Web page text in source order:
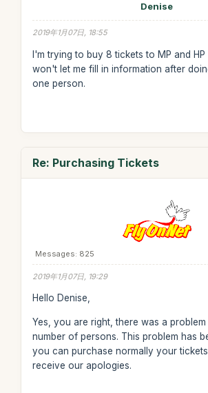
Denise
2019年1月07日, 18:55
I'm trying to buy 8 tickets to MP and HP
won't let me fill in information after
one person.
Re: Purchasing Tickets
Messages: 825
2019年1月07日, 19:29
Hello Denise,
Yes, you are right, there was a
number of persons. This problem has
you can purchase normally your
receive our apologies.